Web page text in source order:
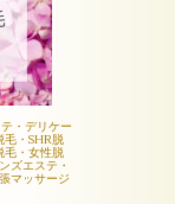
・デリケー
毛・SHR脱
毛・女性脱
ズエステ・
マッサージ